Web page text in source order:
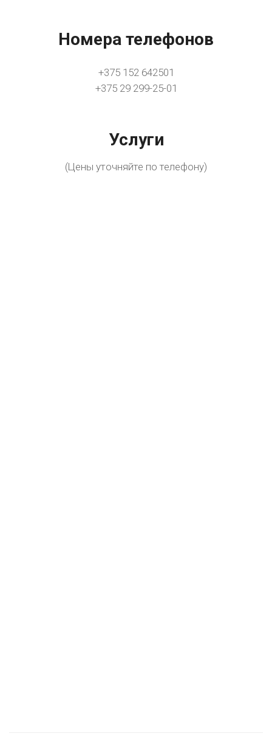
Номера телефонов
+375 152 642501
+375 29 299-25-01
Услуги
(Цены уточняйте по телефону)